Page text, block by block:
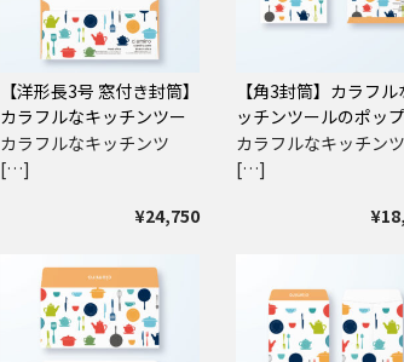
【洋形長3号 窓付き封筒】
カラフルなキッチンツー
ルのポップロゴ
カラフルなキッチンツ
[…]
¥24,750
【角3封筒】カラフ
ッチンツールのポッ
ゴ
カラフルなキッチンツ
[…]